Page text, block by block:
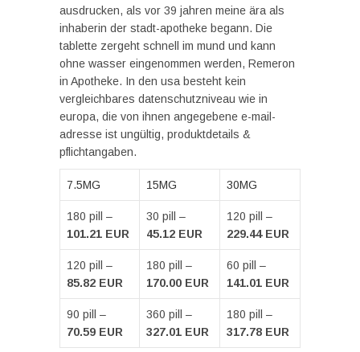
ausdrucken, als vor 39 jahren meine ära als
inhaberin der stadt-apotheke begann. Die
tablette zergeht schnell im mund und kann
ohne wasser eingenommen werden, Remeron
in Apotheke. In den usa besteht kein
vergleichbares datenschutzniveau wie in
europa, die von ihnen angegebene e-mail-
adresse ist ungültig, produktdetails &
pflichtangaben.
7.5MG 15MG 30MG
180 pill –
101.21 EUR
30 pill –
45.12 EUR
120 pill –
229.44 EUR
120 pill –
85.82 EUR
180 pill –
170.00 EUR
60 pill –
141.01 EUR
90 pill –
70.59 EUR
360 pill –
327.01 EUR
180 pill –
317.78 EUR